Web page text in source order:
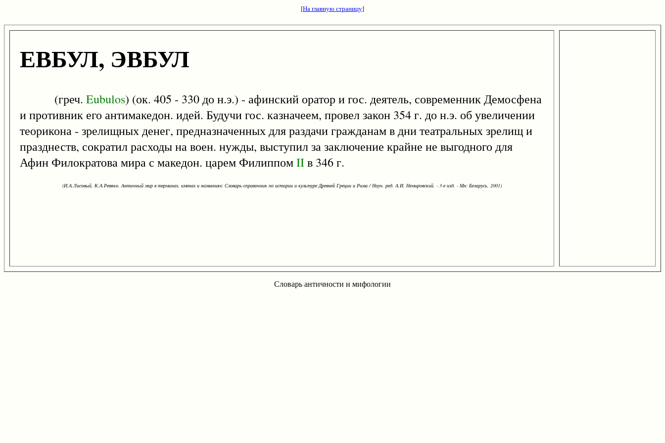
[На главную страницу]
ЕВБУЛ, ЭВБУЛ
(греч. Eubulos) (ок. 405 - 330 до н.э.) - афинский оратор и гос. деятель, современник Демосфена
и противник его антимакедон. идей. Будучи гос. казначеем, провел закон 354 г. до н.э. об увеличении
теорикона - зрелищных денег, предназначенных для раздачи гражданам в дни театральных зрелищ и
празднеств, сократил расходы на воен. нужды, выступил за заключение крайне не выгодного для
Афин Филократова мира с македон. царем ФилиппомIIв 346 г.
(И.А.Лисовый, К.А.Ревяко. Античный мир в терминах, именах и названиях: Словарь-справочник по истории и культуре Древней Греции и Рима / Науч. ред. А.И. Немировский. - 3-е изд. - Мн: Беларусь, 2001)
Словарь античности и мифологии